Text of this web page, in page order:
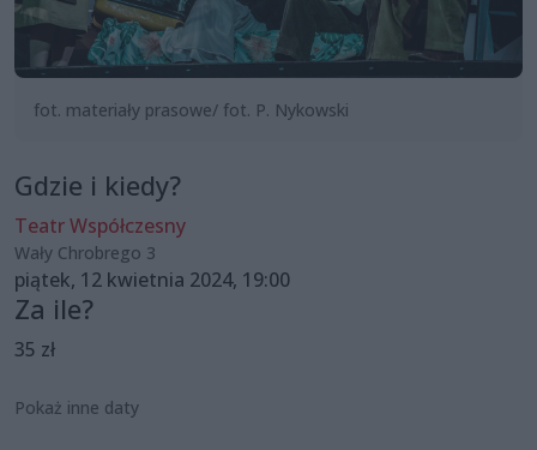
fot. materiały prasowe/ fot. P. Nykowski
Gdzie i kiedy?
Teatr Współczesny
Wały Chrobrego 3
piątek, 12 kwietnia 2024, 19:00
Za ile?
35 zł
Pokaż inne daty